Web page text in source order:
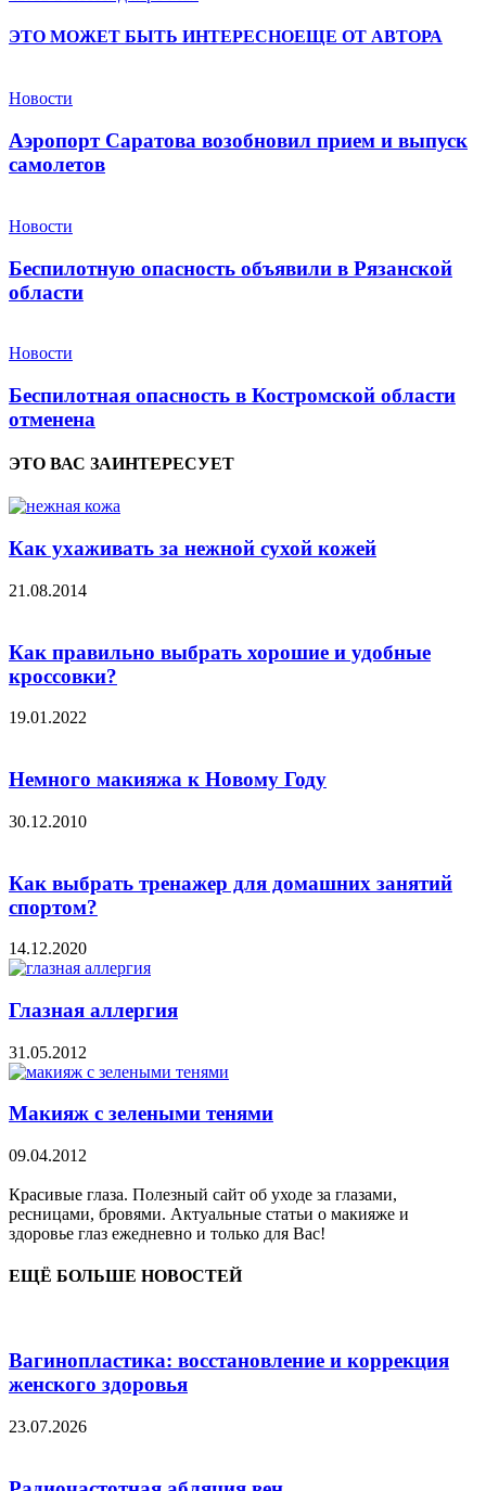
ЭТО МОЖЕТ БЫТЬ ИНТЕРЕСНОЕЩЕ ОТ АВТОРА
Новости
Аэропорт Саратова возобновил прием и выпуск
самолетов
Новости
Беспилотную опасность объявили в Рязанской
области
Новости
Беспилотная опасность в Костромской области
отменена
ЭТО ВАС ЗАИНТЕРЕСУЕТ
Как ухаживать за нежной сухой кожей
21.08.2014
Как правильно выбрать хорошие и удобные
кроссовки?
19.01.2022
Немного макияжа к Новому Году
30.12.2010
Как выбрать тренажер для домашних занятий
спортом?
14.12.2020
Глазная аллергия
31.05.2012
Макияж с зелеными тенями
09.04.2012
Красивые глаза. Полезный сайт об уходе за глазами,
ресницами, бровями. Актуальные статьи о макияже и
здоровье глаз ежедневно и только для Вас!
ЕЩЁ БОЛЬШЕ НОВОСТЕЙ
Вагинопластика: восстановление и коррекция
женского здоровья
23.07.2026